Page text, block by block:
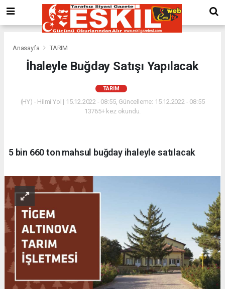
Anasayfa TARIM
İhaleyle Buğday Satışı Yapılacak
TARIM
(HY) - Hilmi Yol | 15.12.2022 - 08:55, Güncelleme: 15.12.2022 - 08:55
13765+ kez okundu.
5 bin 660 ton mahsul buğday ihaleyle satılacak